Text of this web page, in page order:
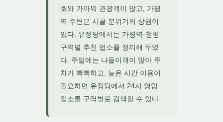
호와 가까워 관광객이 많고, 가평
역 주변은 시골 분위기의 상권이
있다. 유정당에서는 가평역·청평
구역별 추천 업소를 정리해 두었
다. 주말에는 나들이객이 많아 주
차가 빡빡하고, 늦은 시간 이용이
필요하면 유정당에서 24시 영업
업소를 구역별로 검색할 수 있다.